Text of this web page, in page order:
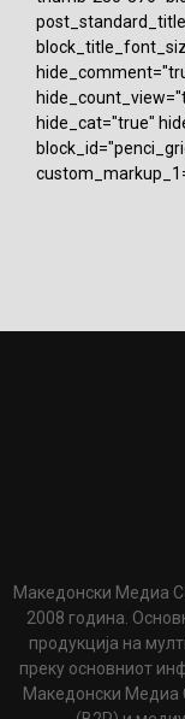
hide_cat="true"
Македонски Медиа
2008 година.
продукција на
преку основниот
Македонски Медиа